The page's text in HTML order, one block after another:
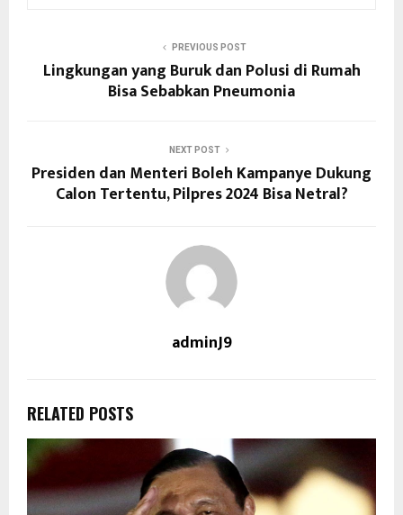
PREVIOUS POST
Lingkungan yang Buruk dan Polusi di Rumah
Bisa Sebabkan Pneumonia
NEXT POST
Presiden dan Menteri Boleh Kampanye Dukung
Calon Tertentu, Pilpres 2024 Bisa Netral?
adminJ9
RELATED POSTS